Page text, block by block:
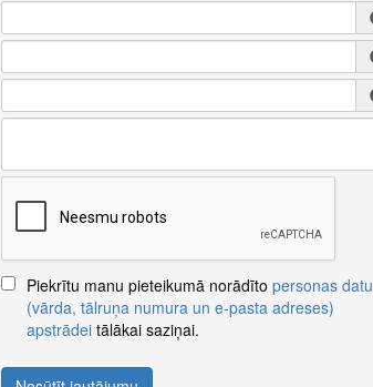
Piekrītu manu pieteikumā norādīto personas datu
(vārda, tālruņa numura un e-pasta adreses)
apstrādeitālākai saziņai.